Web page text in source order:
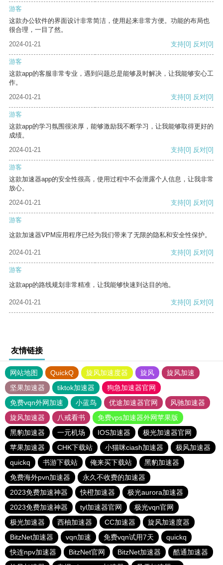
游客
这款办公软件的界面设计非常简洁，使用起来非常方便。功能的布局也
很合理，一目了然。
2024-01-21
支持[0] 反对[0]
游客
这款app的客服非常专业，遇到问题总是能够及时解决，让我能够安心工
作。
2024-01-21
支持[0] 反对[0]
游客
这款app的学习氛围很浓厚，能够激励我不断学习，让我能够取得更好的
成绩。
2024-01-21
支持[0] 反对[0]
游客
这款加速器app的安全性很高，使用过程中不会泄露个人信息，让我非常
放心。
2024-01-21
支持[0] 反对[0]
游客
这款加速器VPM应用程序已经为我们带来了无限的隐私和安全性保护。
2024-01-21 支持[0] 反对[0]
游客
这款app的路线规划非常精准，让我能够快速到达目的地。
2024-01-21 支持[0] 反对[0]
友情链接
网站地图 QuickQ 旋风加速度器 旋风
旋风加速
坚果加速器
tiktok加速器
狗急加速器官网
免费vqn外网加速
小蓝鸟 优途加速器官网
风驰加速器
旋风加速器
八戒看书
免费vps加速器外网苹果版
黑豹加速器
一元机场 IOS加速器
极光加速器官网
苹果加速器
CHK下载站 小猫咪ciash加速器
极风加速器
quickq
书游下载站 俺来买下载站
黑豹加速器
免费海外pvn加速器
永久不收费的加速器
2023免费加速神器
快橙加速器
极光aurora加速器
2023免费加速神器
tyl加速器官网
极光vqn官网
极光加速器
西柚加速器 CC加速器
旋风加速度器
BitzNet加速器
vqn加速 免费vqn试用7天
quickq
快连npv加速器
BitzNet官网 BitzNet加速器
酷通加速器